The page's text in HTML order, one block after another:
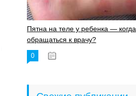
Пятна на теле у ребенка — когда
обращаться к врачу?
0